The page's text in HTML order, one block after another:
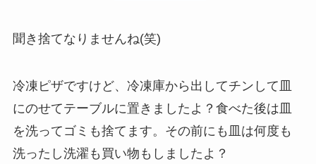
聞き捨てなりませんね(笑)
冷凍ピザですけど、冷凍庫から出してチンして皿
にのせてテーブルに置きましたよ？食べた後は皿
を洗ってゴミも捨てます。その前にも皿は何度も
洗ったし洗濯も買い物もしましたよ？